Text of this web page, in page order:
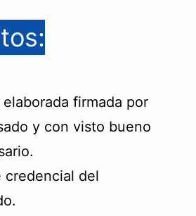
firmada por
y con visto bueno
credencial del